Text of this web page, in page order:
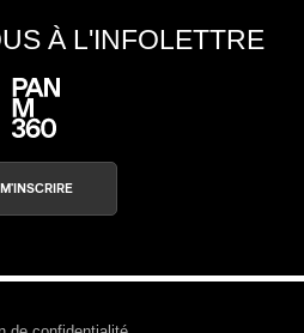
À L'INFOLETTRE
M'INSCRIRE